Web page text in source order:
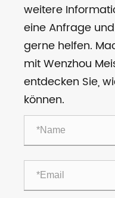
weitere
eine Anfrage
gerne helfen.
mit Wenzhou
entdecken Sie,
können.